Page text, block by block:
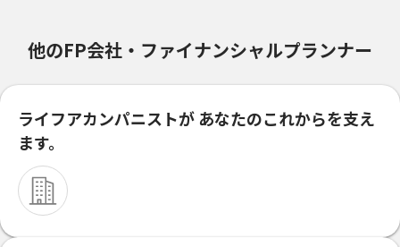
他のFP会社・ファイナンシャルプランナー
ライフアカンパニストが あなたのこれからを支え
ます。